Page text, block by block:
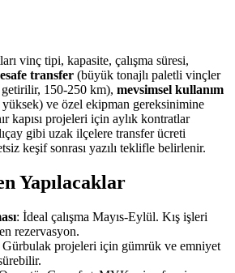
vinç tipi, kapasite, çalışma süresi,
transfer (büyük tonajlı paletli vinçler
150-250 km), mevsimsel kullanım
yüksek) ve özel ekipman gereksinimine
kapısı projeleri için aylık kontratlar
gibi uzak ilçelere transfer ücreti
keşif sonrası yazılı teklifle belirlenir.
Yapılacaklar
: İdeal çalışma Mayıs-Eylül. Kış işleri
rezervasyon.
Gürbulak projeleri için gümrük ve emniyet